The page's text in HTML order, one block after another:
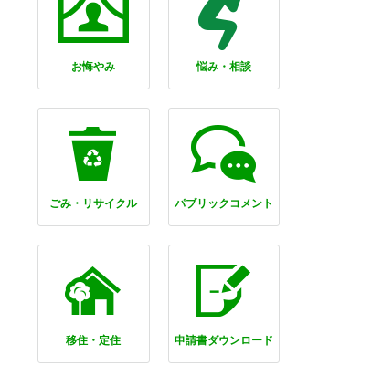
お悔やみ 悩み・相談
ごみ・リサイクル パブリックコメント
移住・定住 申請書ダウンロード